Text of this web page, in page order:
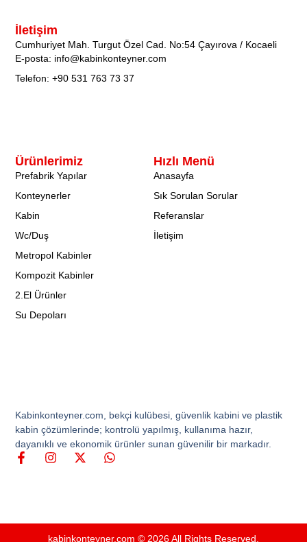
Kabinkonteyner.com, bekçi kulübesi, güvenlik kabini ve plastik
kabin çözümlerinde; kontrolü yapılmış, kullanıma hazır,
dayanıklı ve ekonomik ürünler sunan güvenilir bir markadır.
Hızlı Menü
Anasayfa
Sık Sorulan Sorular
Referanslar
İletişim
Ürünlerimiz
Prefabrik Yapılar
Konteynerler
Kabin
Wc/Duş
Metropol Kabinler
Kompozit Kabinler
2.El Ürünler
Su Depoları
İletişim
Cumhuriyet Mah. Turgut Özel Cad. No:54 Çayırova / Kocaeli
E-posta: info@kabinkonteyner.com
Telefon: +90 531 763 73 37
kabinkonteyner.com © 2026 All Rights Reserved.